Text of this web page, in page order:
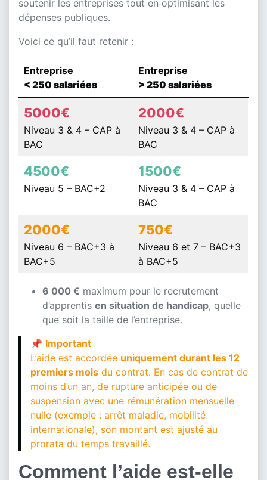
soutenir les entreprises tout en optimisant les
dépenses publiques.
Voici ce qu’il faut retenir :
Entreprise
< 250 salariées
Entreprise
> 250 salariées
5000€
Niveau 3 & 4 – CAP à
BAC
2000€
Niveau 3 & 4 – CAP à
BAC
4500€
Niveau 5 – BAC+2
1500€
Niveau 3 & 4 – CAP à
BAC
2000€
Niveau 6 – BAC+3 à
BAC+5
750€
Niveau 6 et 7 – BAC+3
à BAC+5
6 000 € maximum pour le recrutement
d’apprentis en situation de handicap, quelle
que soit la taille de l’entreprise.
📌 Important
L’aide est accordée uniquement durant les 12
premiers mois du contrat. En cas de contrat de
moins d’un an, de rupture anticipée ou de
suspension avec une rémunération mensuelle
nulle (exemple : arrêt maladie, mobilité
internationale), son montant est ajusté au
prorata du temps travaillé.
Comment l’aide est-elle